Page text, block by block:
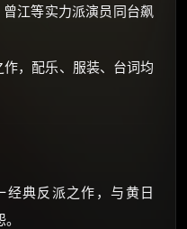
江等实力派演员同台飙
，配乐、服装、台词均
典反派之作，与黄日